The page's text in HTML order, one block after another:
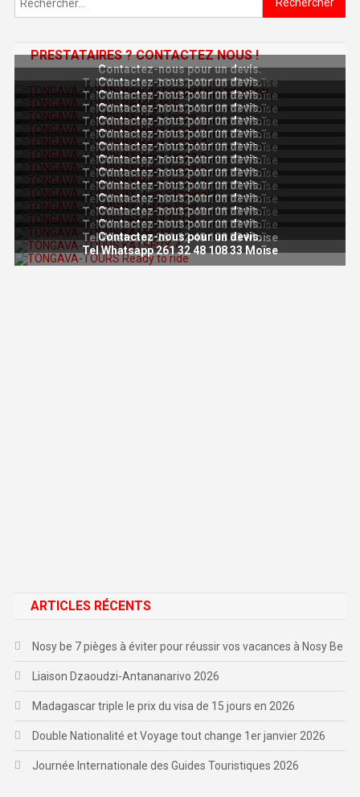
PRESTATAIRES ? CONTACTEZ NOUS !
Contactez-nous pour un devis.
Tel Whatsapp 261 32 48 108 33 Moïse
Contactez-nous pour un devis.
Tel Whatsapp 261 32 48 108 33 Moïse
Contactez-nous pour un devis.
Tel Whatsapp 261 32 48 108 33 Moïse
Contactez-nous pour un devis.
Tel Whatsapp 261 32 48 108 33 Moïse
Contactez-nous pour un devis.
Tel Whatsapp 261 32 48 108 33 Moïse
Contactez-nous pour un devis.
Tel Whatsapp 261 32 48 108 33 Moïse
Contactez-nous pour un devis.
Tel Whatsapp 261 32 48 108 33 Moïse
Contactez-nous pour un devis.
Tel Whatsapp 261 32 48 108 33 Moïse
Contactez-nous pour un devis.
Tel Whatsapp 261 32 48 108 33 Moïse
Contactez-nous pour un devis.
Tel Whatsapp 261 32 48 108 33 Moïse
Contactez-nous pour un devis.
Tel Whatsapp 261 32 48 108 33 Moïse
Contactez-nous pour un devis.
Tel Whatsapp 261 32 48 108 33 Moïse
Contactez-nous pour un devis.
Tel Whatsapp 261 32 48 108 33 Moïse
Contactez-nous pour un devis.
Tel Whatsapp 261 32 48 108 33 Moïse
ARTICLES RÉCENTS
Nosy be 7 pièges à éviter pour réussir vos vacances à Nosy Be
Liaison Dzaoudzi-Antananarivo 2026
Madagascar triple le prix du visa de 15 jours en 2026
Double Nationalité et Voyage tout change 1er janvier 2026
Journée Internationale des Guides Touristiques 2026